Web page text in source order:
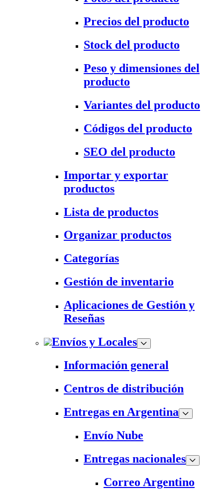
Precios del producto
Stock del producto
Peso y dimensiones del
producto
Variantes del producto
Códigos del producto
SEO del producto
Importar y exportar
productos
Lista de productos
Organizar productos
Categorías
Gestión de inventario
Aplicaciones de Gestión y
Reseñas
Envíos y Locales
Información general
Centros de distribución
Entregas en Argentina
Envío Nube
Entregas nacionales
Correo Argentino